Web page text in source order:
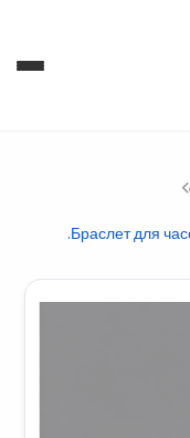
Браслет для